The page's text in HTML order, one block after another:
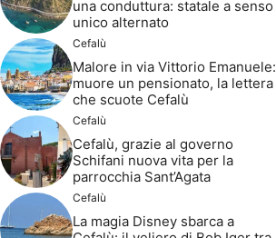
una conduttura: statale a senso
unico alternato
Cefalù
Malore in via Vittorio Emanuele:
muore un pensionato, la lettera
che scuote Cefalù
Cefalù
Cefalù, grazie al governo
Schifani nuova vita per la
parrocchia Sant’Agata
Cefalù
La magia Disney sbarca a